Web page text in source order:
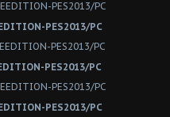
PES2013/PC
PES2013/PC
PES2013/PC